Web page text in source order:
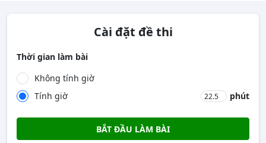
Cài đặt đề thi
Thời gian làm bài
Không tính giờ
Tính giờ
phút
BẮT ĐẦU LÀM BÀI